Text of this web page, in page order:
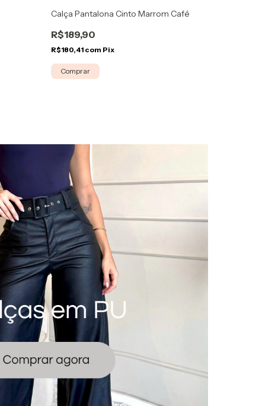
Calça Pantalona Cinto Marrom Café
R$189,90
R$180,41 com Pix
Comprar